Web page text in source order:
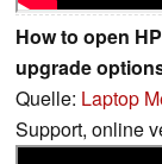
How to open
upgrade
Quelle: Laptop
Support, online